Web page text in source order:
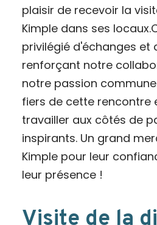
plaisir de recevoir la
Kimple dans ses
privilégié d'échanges et
renforçant notre
notre passion
fiers de cette rencontre
travailler aux côtés de
inspirants. Un grand
Kimple pour leur
leur présence !